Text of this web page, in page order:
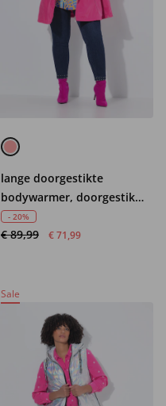
lange doorgestikte
bodywarmer, doorgestikte
en geweven stof, 2-weg
rits
- 20%
€ 89,99 € 71,99
Sale